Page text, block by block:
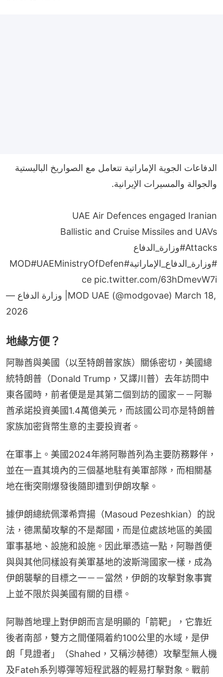
الدفاعات الجوية الإماراتية تتعامل مع الصواريخ الباليستية
والجوالة والمسيرات الإيرانية.
UAE Air Defences engaged Iranian
Ballistic and Cruise Missiles and UAVs
Attacks#وزارة_الدفاع
#وزارة_الدفاع_الإماراتية#MOD
#UAEMinistryOfDefen
ce pic.twitter.com/63hDmevW7i
— وزارة الدفاع |MOD UAE (@modgovae) March 18,
2026
地緣方便？
阿聯酋與美國（以至特朗普家族）關係密切，美國總
統特朗普（Donald Trump，又譯川普）去年訪問中
東各國時，前者便是是其第二個到訪的國家－－阿聯
酋承諾投資美國1.4萬億美元，而該國公司亦是特朗普
家族加密貨幣生意的主要投資者。
在軍事上。美國2024年將阿聯酋列為主要防務夥伴，
並在一直其境內的三個基地駐有美軍部隊，而相關基
地在衝突剛爆發後隨即遭到伊朗攻擊。
據伊朗總統佩澤希齊揚（Masoud Pezeshkian）的說
法，德黑蘭攻擊的不是鄰國，而是位處該地區的美國
軍事基地、設施和設施。因此單憑這一點，阿聯酋便
與與其他同樣設有美軍基地的波斯灣國家一樣，成為
伊朗襲擊的目標之一－－當然，伊朗的攻擊對象事實
上並不限於與美國有關的目標。
阿聯酋地理上對伊朗而言是明顯的「箭靶」，它靠近
後者南部，雙方之間僅隔着約100公里的水域，是伊
朗「見證者」（Shahed，又稱沙赫德）攻擊型無人機
及Fateh系列導彈等短程武器的輕易打擊對象。戰前